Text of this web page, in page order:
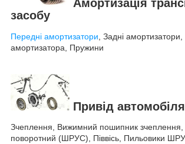
Амортизація
засобу
Передні амортизатори , Задні
амортизатора, Пружини
Привід автомобіля
Зчеплення, Вижимний пошипник зчеплення,
поворотний (ШРУС), Піввісь, Пильовики